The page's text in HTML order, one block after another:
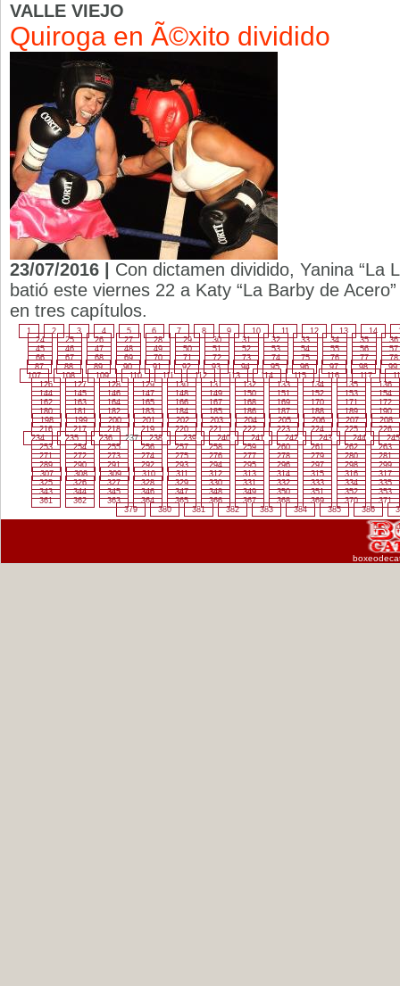
VALLE VIEJO
Quiroga en Ã©xito dividido
23/07/2016 | Con dictamen dividido, Yanina “La
batió este viernes 22 a Katy “La Barby de
en tres capítulos.
1 2 3 4 5 6 7 8 9 10 11 12 13 14
24
25 26 27 28 29 30 31 32 33 34 35
36
45
46 47 48 49 50 51 52 53 54 55 56
57
66
67 68 69 70 71 72 73 74 75 76 77
78
87
88 89 90 91 92 93 94 95 96 97 98
99
107
108 109 110 111 112 113 114 115 116 117
126
127 128 129 130 131 132 133 134 135
136
144
145 146 147 148 149 150 151 152 153
154
162
163 164 165 166 167 168 169 170 171
172
180
181 182 183 184 185 186 187 188 189
190
198
199 200 201 202 203 204 205 206 207
208
216
217 218 219 220 221 222 223 224 225
226
234
235 236 237 238 239 240 241 242 243 244
245
253
254 255 256 257 258 259 260 261 262
263
271
272 273 274 275 276 277 278 279 280
281
289
290 291 292 293 294 295 296 297 298
299
307
308 309 310 311 312 313 314 315 316
317
325
326 327 328 329 330 331 332 333 334
335
343
344 345 346 347 348 349 350 351 352
353
361
362 363 364 365 366 367 368 369 370
371
379
380 381 382 383 384 385 386